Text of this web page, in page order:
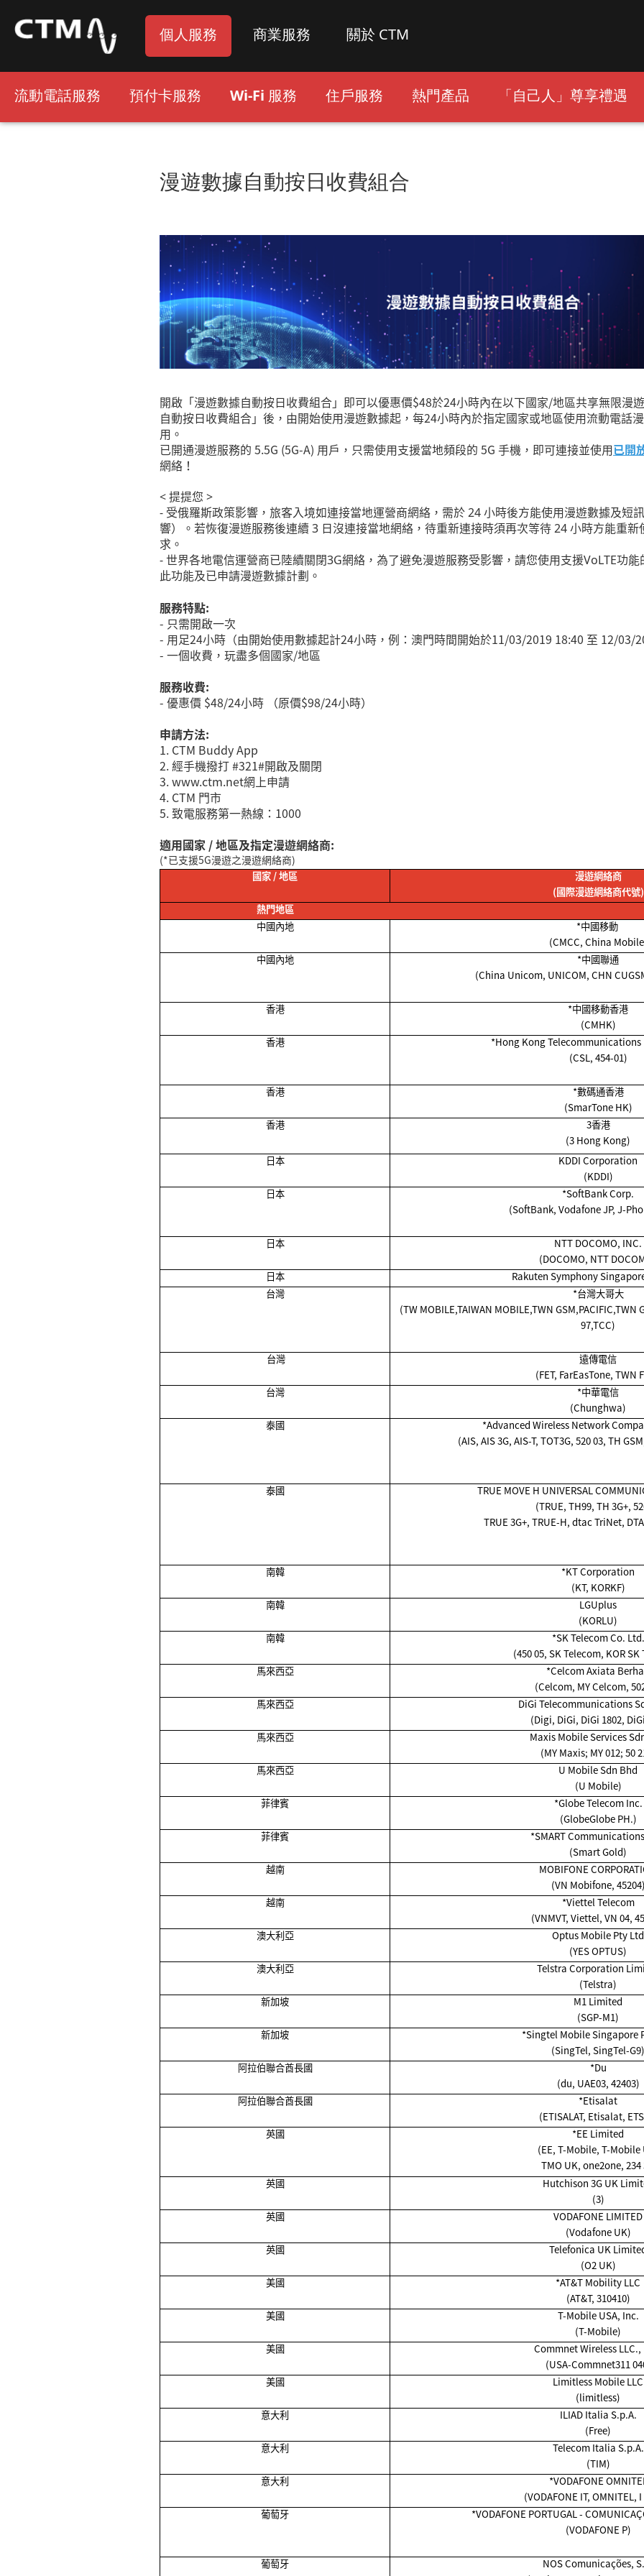
個人服務 商業服務 關於 CTM
流動電話服務 預付卡服務 Wi-Fi 服務 住戶服務 熱門產品 「自己人」尊享禮遇
漫遊數據自動按日收費組合
開啟「漫遊數據自動按日收費組合」即可以優惠價$48於24小時內在以下國家/地區共享無限漫
自動按日收費組合」後，由開始使用漫遊數據起，每24小時內於指定國家或地區使用流動電話
用。
已開通漫遊服務的 5.5G (5G-A) 用戶，只需使用支援當地頻段的 5G 手機，即可連接並使用已開
網絡！
< 提提您 >
- 受俄羅斯政策影響，旅客入境如連接當地運營商網絡，需於 24 小時後方能使用漫遊數據及短
響）。若恢復漫遊服務後連續 3 日沒連接當地網絡，待重新連接時須再次等待 24 小時方能重
求。
- 世界各地電信運營商已陸續關閉3G網絡，為了避免漫遊服務受影響，請您使用支援VoLTE功
此功能及已申請漫遊數據計劃。
服務特點:
- 只需開啟一次
- 用足24小時（由開始使用數據起計24小時，例：澳門時間開始於11/03/2019 18:40 至 12/03/
- 一個收費，玩盡多個國家/地區
服務收費:
- 優惠價 $48/24小時 （原價$98/24小時）
申請方法:
1. CTM Buddy App
2.經手機撥打 #321#開啟及關閉
3. www.ctm.net網上申請
4. CTM 門市
5.致電服務第一熱線： 1000
適用國家 / 地區及指定漫遊網絡商:
(*已支援5G漫遊之漫遊網絡商)
國家/地區
漫遊網絡商
(國際漫遊網絡商代號)
熱門地區
中國內地
*中國移動
(CMCC, China
中國內地
*中國聯通
(China Unicom, UNICOM, CHN
香港 *中國移動香港
(CMHK)
香港
*Hong Kong
(CSL, 454-01)
香港 *數碼通香港
(SmarTone HK)
香港
3香港
(3 Hong Kong)
日本
KDDI Corporation
(KDDI)
日本
*SoftBank Corp.
(SoftBank, Vodafone JP, J-
日本
NTT DOCOMO, INC.
(DOCOMO, NTT
日本
Rakuten Symphony
台灣
*台灣大哥大
(TW MOBILE,TAIWAN MOBILE,TWN GSM,PACIFIC,TWN
97,TCC)
台灣
遠傳電信
(FET, FarEasTone, TWN
台灣
*中華電信
(Chunghwa)
泰國
*Advanced Wireless Network
(AIS, AIS 3G, AIS-T, TOT3G, 520 03, TH
泰國
TRUE MOVE H UNIVERSAL
(TRUE, TH99, TH 3G+,
TRUE 3G+, TRUE-H, dtac TriNet,
南韓
*KT Corporation
(KT, KORKF)
南韓
LGUplus
(KORLU)
南韓
*SK Telecom Co. Ltd.
(450 05, SK Telecom, KOR
馬來西亞
*Celcom Axiata
(Celcom, MY Celcom,
馬來西亞
DiGi Telecommunications
(Digi, DiGi, DiGi 1802,
馬來西亞
Maxis Mobile Services
(MY Maxis; MY 012; 50
馬來西亞
U Mobile Sdn Bhd
(U Mobile)
菲律賓
*Globe Telecom Inc.
(GlobeGlobe PH.)
菲律賓
*SMART
(Smart Gold)
越南
MOBIFONE
(VN Mobifone,
越南
*Viettel Telecom
(VNMVT, Viettel, VN 04,
澳大利亞
Optus Mobile Pty Ltd
(YES OPTUS)
澳大利亞
Telstra Corporation
(Telstra)
新加坡
M1 Limited
(SGP-M1)
新加坡
*Singtel Mobile Singapore
(SingTel, SingTel-G9)
阿拉伯聯合酋長國
*Du
(du, UAE03, 42403)
阿拉伯聯合酋長國
*Etisalat
(ETISALAT, Etisalat,
英國
*EE Limited
(EE, T-Mobile, T-Mobile
TMO UK, one2one, 234
英國
Hutchison 3G UK
(3)
英國
VODAFONE LIMITED
(Vodafone UK)
英國
Telefonica UK
(O2 UK)
美國
*AT&T Mobility LLC
(AT&T, 310410)
美國
T-Mobile USA, Inc.
(T-Mobile)
美國
Commnet Wireless LLC.,
(USA-Commnet311
美國
Limitless Mobile LLC
(limitless)
意大利
ILIAD Italia S.p.A.
(Free)
意大利
Telecom Italia S.p.A.
(TIM)
意大利
*VODAFONE
(VODAFONE IT, OMNITEL,
葡萄牙
*VODAFONE PORTUGAL -
(VODAFONE P)
葡萄牙
NOS Comunicações,